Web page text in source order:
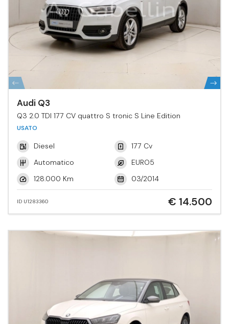
Audi Q3
Q3 2.0 TDI 177 CV quattro S tronic S Line Edition
USATO
Diesel
177 Cv
Automatico
EURO5
128.000 Km
03/2014
ID U1283360 € 14.500